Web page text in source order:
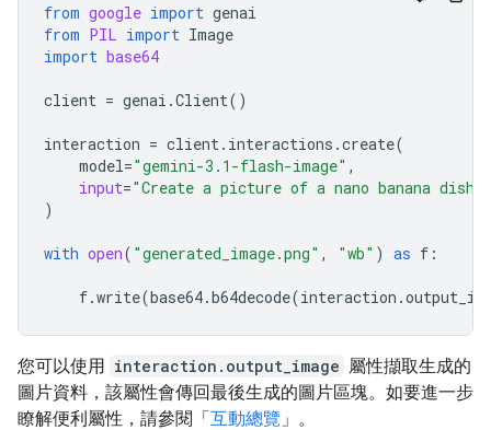
from google import genai
from PIL import Image
import base64
client = genai .Client()
interaction = client. interactions .create(
model="gemini-3.1-flash-image" ,
input="Create a picture of a nano banana
)
with open( "generated_image.png" , "wb" ) as f :
f.write(base64.b64decode(interaction .
您可以使用 interaction.output_image 屬性擷取生成的
圖片資料，該屬性會傳回最後生成的圖片區塊。如要進一步
瞭解便利屬性，請參閱「互動總覽 」。